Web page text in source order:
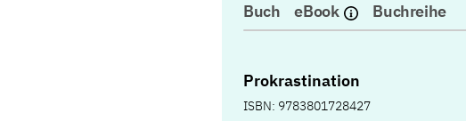
Buch eBook Buchreihe
Prokrastination
ISBN: 9783801728427